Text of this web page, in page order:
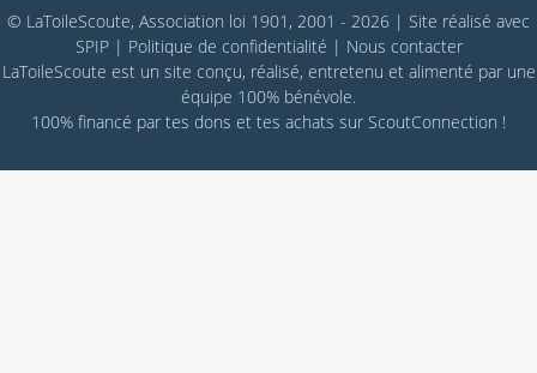
© LaToileScoute, Association loi 1901, 2001 - 2026 | Site réalisé avec
SPIP| Politique de confidentialité | Nous contacter
LaToileScoute est un site conçu, réalisé, entretenu et alimenté par une
équipe 100% bénévole.
100% financé par tes dons et tes achats sur ScoutConnection !